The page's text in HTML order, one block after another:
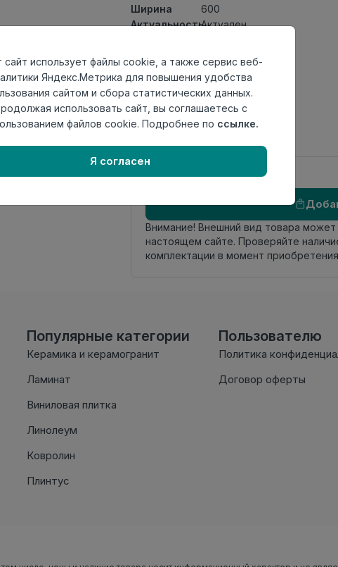
Ширина
600
АктуальностьАктуален
группа
Толщина
Поверхность
полированный
Страна
происхождения
Индия
Номер
комплекта
Осталось46 шт
Внимание! Внешний вид товара может
настоящем сайте. Проверяйте
комплектации в момент
Популярные категории
Керамика и керамогранит
Ламинат
Виниловая плитка
Линолеум
Ковролин
Плинтус
Пользователю
Политика
Договор оферты
сайт использует файлы cookie, а также сервис веб-
Яндекс.Метрика для повышения удобства
сайтом и сбора статистических данных.
использовать сайт, вы соглашаетесь с
файлов cookie. Подробнее по ссылке.
Я согласен